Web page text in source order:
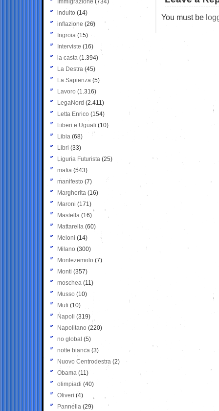
You must be
Immigrazione (734)
indulto (14)
inflazione (26)
Ingroia (15)
Interviste (16)
la casta (1.394)
La Destra (45)
La Sapienza (5)
Lavoro (1.316)
LegaNord (2.411)
Letta Enrico (154)
Liberi e Uguali (10)
Libia (68)
Libri (33)
Liguria Futurista (25)
mafia (543)
manifesto (7)
Margherita (16)
Maroni (171)
Mastella (16)
Mattarella (60)
Meloni (14)
Milano (300)
Montezemolo (7)
Monti (357)
moschea (11)
Musso (10)
Muti (10)
Napoli (319)
Napolitano (220)
no global (5)
notte bianca (3)
Nuovo Centrodestra (2)
Obama (11)
olimpiadi (40)
Oliveri (4)
Pannella (29)